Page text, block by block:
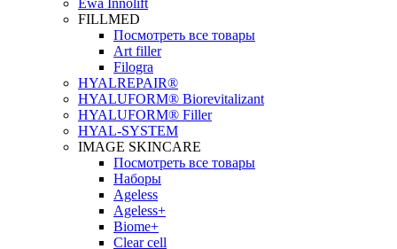
Ewa Innolift
FILLMED
Посмотреть все товары
Art filler
Filogra
НYALREPAIR®
HYALUFORM® Biorevitalizant
HYALUFORM® Filler
HYAL-SYSTEM
IMAGE SKINCARE
Посмотреть все товары
Наборы
Ageless
Ageless+
Biome+
Clear cell